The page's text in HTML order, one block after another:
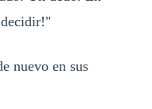
decidir!"
nuevo en sus